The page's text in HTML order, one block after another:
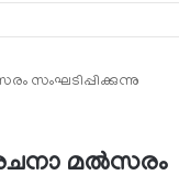
സംഘടിപ്പിക്കുന്നു
മല്‍സരം